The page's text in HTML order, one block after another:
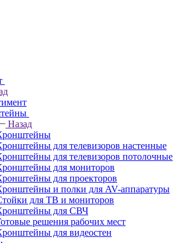
Назад
для телевизоров настенные
для телевизоров потолочные
для мониторов
для проекторов
и полки для AV-аппаратуры
для ТВ и мониторов
для СВЧ
решения рабочих мест
для видеостен